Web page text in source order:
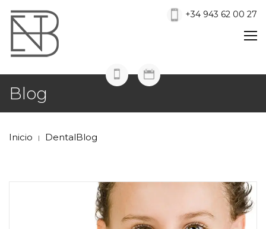
+34 943 62 00 27
Blog
Inicio | DentalBlog